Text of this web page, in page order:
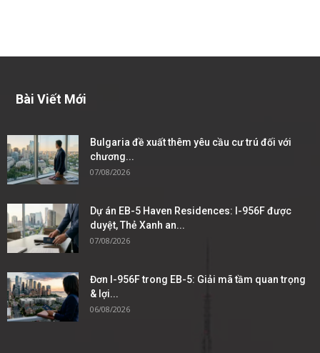
Bài Viết Mới
Bulgaria đề xuất thêm yêu cầu cư trú đối với
chương...
07/08/2026
Dự án EB-5 Haven Residences: I-956F được
duyệt, Thẻ Xanh an...
07/08/2026
Đơn I-956F trong EB-5: Giải mã tầm quan trọng
& lợi...
06/08/2026